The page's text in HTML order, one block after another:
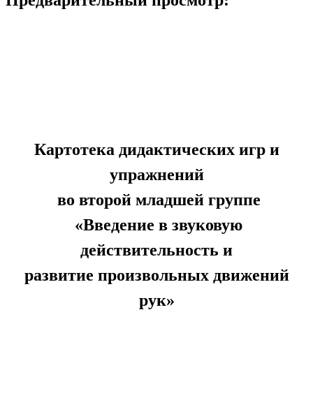
Картотека дидактических игр и
упражнений
во второй младшей группе
«Введение в звуковую
действительность и
развитие произвольных движений
рук»